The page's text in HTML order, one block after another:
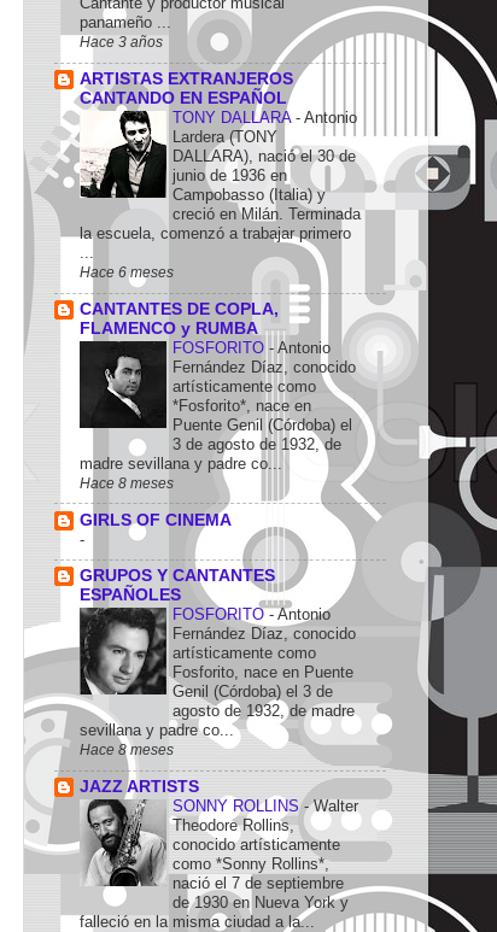
panameño ...
Hace 3 años
ARTISTAS EXTRANJEROS
CANTANDO EN ESPAÑOL
TONY DALLARA - Antonio
Lardera (TONY
DALLARA), nació el 30 de
junio de 1936 en
Campobasso (Italia) y
creció en Milán. Terminada
la escuela, comenzó a trabajar primero
...
Hace 6 meses
CANTANTES DE COPLA,
FLAMENCO y RUMBA
FOSFORITO - Antonio
Fernández Díaz, conocido
artísticamente como
*Fosforito*, nace en
Puente Genil (Córdoba) el
3 de agosto de 1932, de
madre sevillana y padre co...
Hace 8 meses
GIRLS OF CINEMA
-
GRUPOS Y CANTANTES
ESPAÑOLES
FOSFORITO-Antonio
Fernández Díaz, conocido
artísticamente como
Fosforito, nace en Puente
Genil (Córdoba) el 3 de
agosto de 1932, de madre
sevillana y padre co...
Hace 8 meses
JAZZ ARTISTS
SONNY ROLLINS-Walter
Theodore Rollins,
conocido artísticamente
como *Sonny Rollins*,
nació el 7 de septiembre
de 1930 en Nueva York y
falleció en la misma ciudad a la...